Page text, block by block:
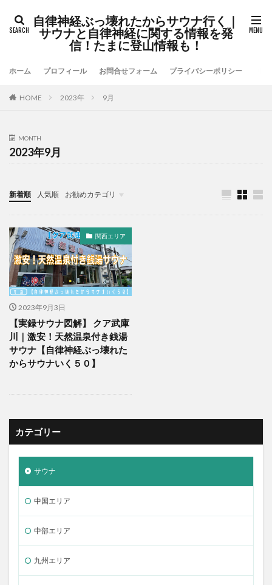
自律神経ぶっ壊れたからサウナ行く｜
サウナと自律神経に関する情報を発
信！たまに登山情報も！
ホーム プロフィール お問合せフォーム プライバシーポリシー
HOME 2023年 9月
MONTH
2023年9月
新着順 人気順 お勧めカテゴリ
未分類
関西エリア
2023年9月3日
【実録サウナ図解】 クア武庫
川｜激安！天然温泉付き銭湯
サウナ【自律神経ぶっ壊れた
からサウナいく５０】
カテゴリー
サウナ
中国エリア
中部エリア
九州エリア